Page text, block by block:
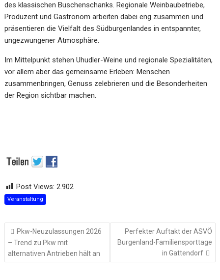
des klassischen Buschenschanks. Regionale Weinbaubetriebe,
Produzent und Gastronom arbeiten dabei eng zusammen und
präsentieren die Vielfalt des Südburgenlandes in entspannter,
ungezwungener Atmosphäre.
Im Mittelpunkt stehen Uhudler-Weine und regionale Spezialitäten,
vor allem aber das gemeinsame Erleben: Menschen
zusammenbringen, Genuss zelebrieren und die Besonderheiten
der Region sichtbar machen.
Post Views: 2.902
Veranstaltung
Beitragsnavigation
Pkw-Neuzulassungen 2026
– Trend zu Pkw mit
alternativen Antrieben hält an
Perfekter Auftakt der ASVÖ
Burgenland-Familiensporttage
in Gattendorf